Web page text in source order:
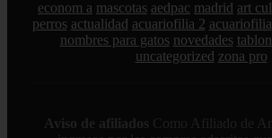
econom a mascotas aedpac madrid art
perros actualidad acuariofilia 2 acuariofilia
nombres para gatos novedades
uncategorized zona pro
Aviso de afiliados Como Afiliado de